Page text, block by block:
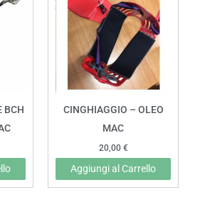
BCH
CINGHIAGGIO – OLEO
MAC
20,00 €
Aggiungi al Carrello